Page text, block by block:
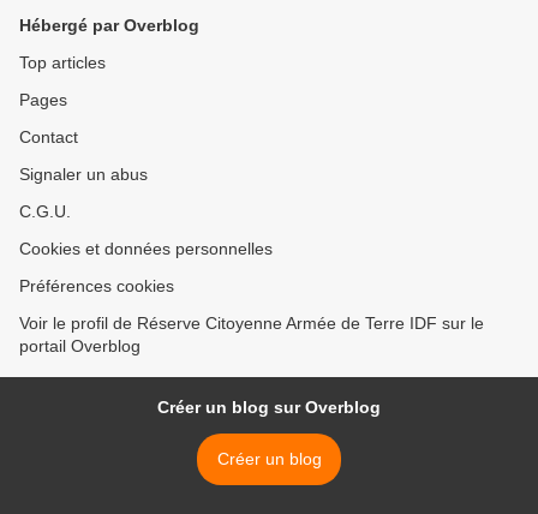
Hébergé par Overblog
Top articles
Pages
Contact
Signaler un abus
C.G.U.
Cookies et données personnelles
Préférences cookies
Voir le profil de Réserve Citoyenne Armée de Terre IDF sur le
portail Overblog
Créer un blog sur Overblog
Créer un blog